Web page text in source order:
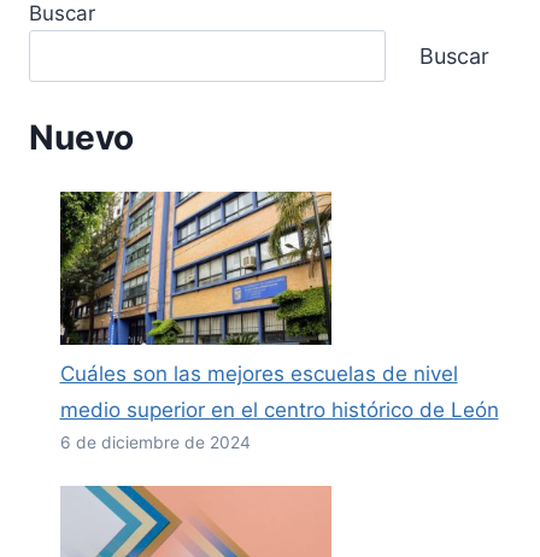
Buscar
Buscar
Nuevo
Cuáles son las mejores escuelas de nivel
medio superior en el centro histórico de León
6 de diciembre de 2024